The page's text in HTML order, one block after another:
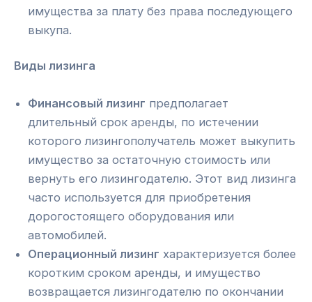
имущества за плату без права последующего
выкупа.
Виды лизинга
Финансовый лизинг предполагает
длительный срок аренды, по истечении
которого лизингополучатель может выкупить
имущество за остаточную стоимость или
вернуть его лизингодателю. Этот вид лизинга
часто используется для приобретения
дорогостоящего оборудования или
автомобилей.
Операционный лизинг характеризуется более
коротким сроком аренды, и имущество
возвращается лизингодателю по окончании